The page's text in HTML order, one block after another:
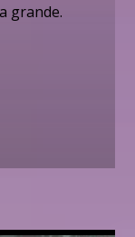
grande.